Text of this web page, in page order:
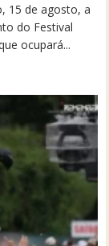
15 de agosto, a
do Festival
ocupará...